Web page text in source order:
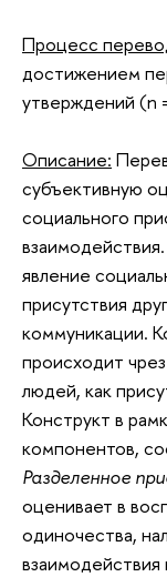
Процесс
достижением
утверждений (n
Описание:
субъективную
социального
явление
присутствия
коммуникации.
происходит
людей, как
Конструкт в
компонентов,
Разделенное
оценивает в
одиночества,